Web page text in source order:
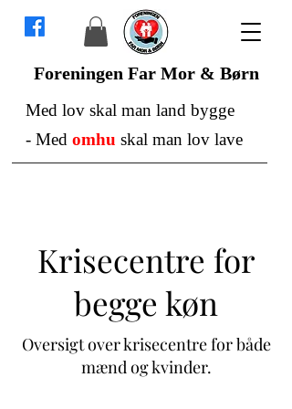
Foreningen Far Mor & Børn
Med lov skal man land bygge
- Med omhu skal man lov lave
Krisecentre for
begge køn
Oversigt over krisecentre for både
mænd og kvinder.